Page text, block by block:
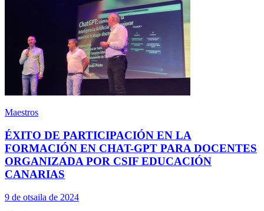
Maestros
ÉXITO DE PARTICIPACIÓN EN LA
FORMACIÓN EN CHAT-GPT PARA DOCENTES
ORGANIZADA POR CSIF EDUCACIÓN
CANARIAS
9 de otsaila de 2024